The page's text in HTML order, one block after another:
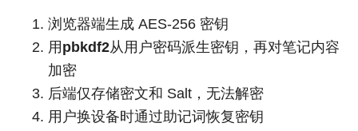
浏览器端生成 AES-256 密钥
用 pbkdf2从用户密码派生密钥，再对笔记内容
加密
后端仅存储密文和 Salt，无法解密
用户换设备时通过助记词恢复密钥